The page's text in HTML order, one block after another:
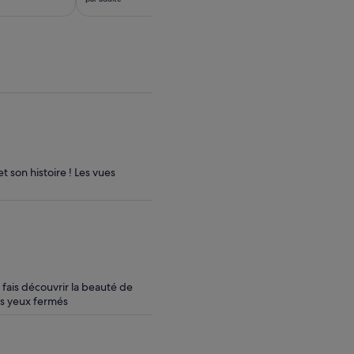
son histoire ! Les vues
découvrir la beauté de
yeux fermés